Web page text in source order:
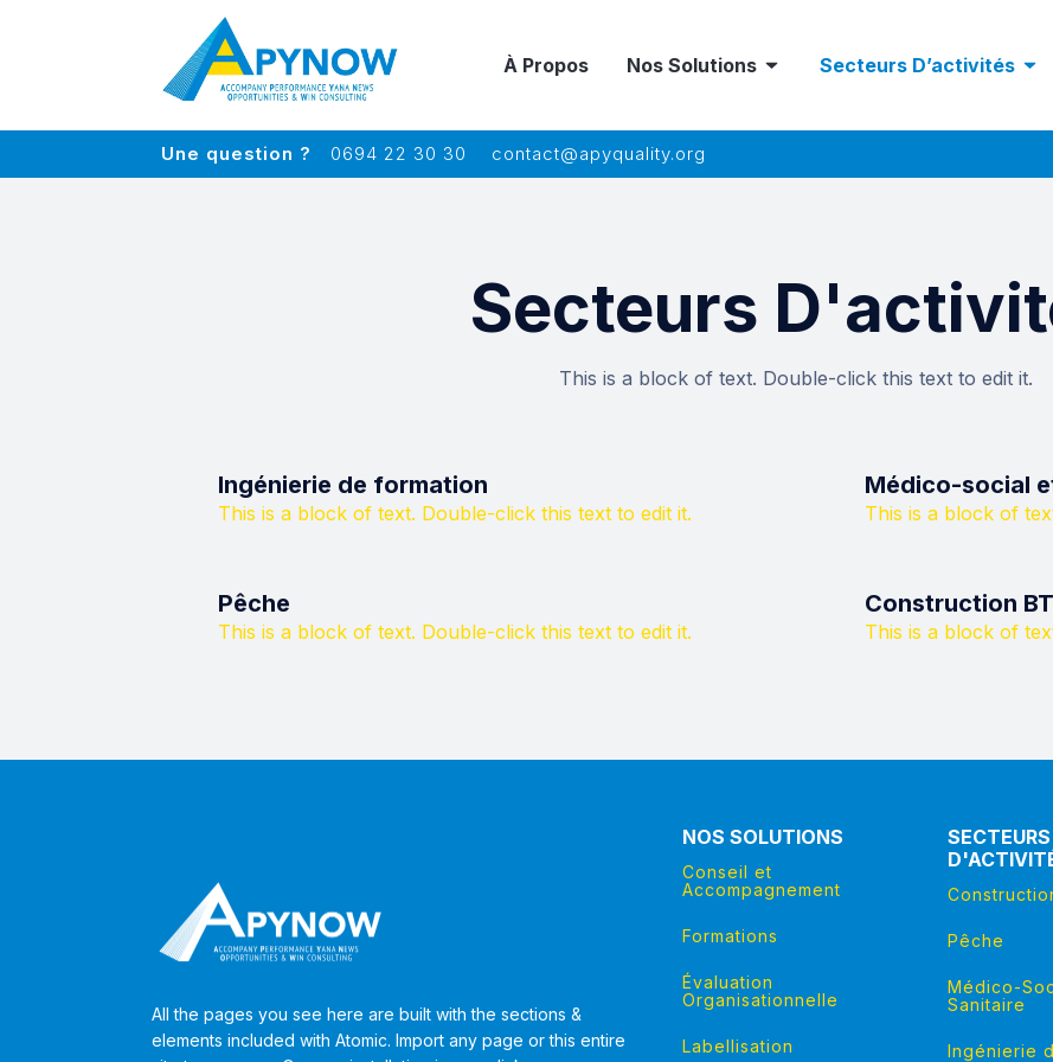
À Propos Nos Solutions Secteurs D’activités
Une question ? 0694 22 30 30 contact@apyquality.org
Secteurs
This is a block of text. Double-click this text to edit it.
Ingénierie de formation
This is a block of text. Double-click this text to edit it.
Médico-social
This is a block of
Pêche
This is a block of text. Double-click this text to edit it.
Construction
This is a block of
All the pages you see here are built with the sections &
elements included with Atomic. Import any page or this entire
NOS SOLUTIONS
Conseil et
Accompagnement
Formations
Évaluation
Organisationnelle
Labellisation
SECTEURS
Pêche
Médico-
Sanitaire
Ingénierie